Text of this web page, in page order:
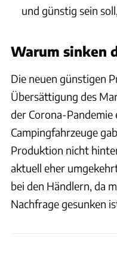
und günstig sein
Warum sinken
Die neuen günstigen
Übersättigung des
der Corona-
Campingfahrzeuge
Produktion nicht
aktuell eher
bei den Händlern, da
Nachfrage gesunken